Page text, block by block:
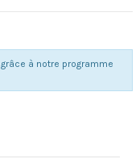
grâce à notre programme